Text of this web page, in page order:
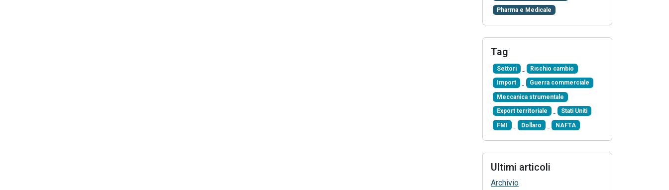
Pharma e Medicale
Tag
Settori Rischio cambio
Import Guerra commerciale
Meccanica strumentale
Export territoriale Stati Uniti
FMI Dollaro NAFTA
Ultimi articoli
Archivio